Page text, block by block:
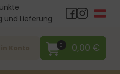
und Lieferung
0 0,00 €